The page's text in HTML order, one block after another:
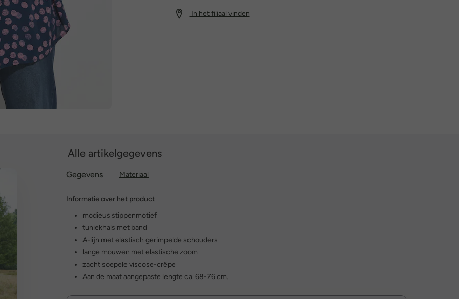
In het filiaal vinden
Alle artikelgegevens
Gegevens Materiaal
Informatie over het product
modieus stippenmotief
tuniekhals met band
A-lijn met elastisch gerimpelde schouders
lange mouwen met elastische zoom
zacht soepele viscose-crêpe
Aan de maat aangepaste lengte ca. 68-76 cm.